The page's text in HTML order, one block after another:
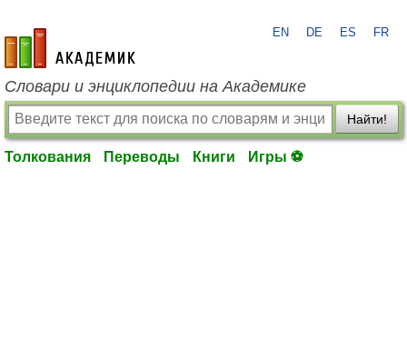
academic.ru
EN DE ES FR
Словари и энциклопедии на Академике
Найти!
Толкования Переводы Книги Игры ⚽